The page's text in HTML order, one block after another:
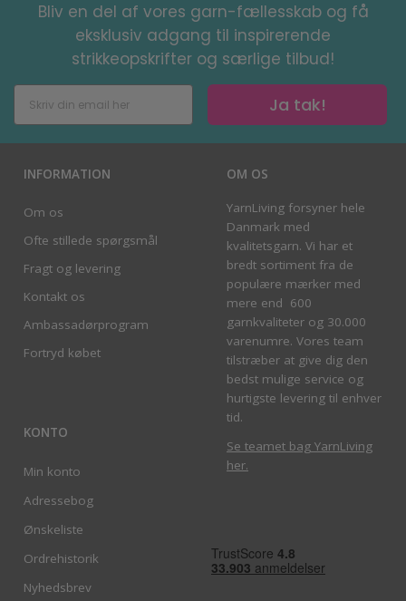
Bliv en del af vores garn-fællesskab og få
eksklusiv adgang til inspirerende
strikkeopskrifter og særlige tilbud!
Ja tak!
INFORMATION
Om os
Ofte stillede spørgsmål
Fragt og levering
Kontakt os
Ambassadørprogram
Fortryd købet
KONTO
Min konto
Adressebog
Ønskeliste
Ordrehistorik
Nyhedsbrev
OM OS
YarnLiving forsyner hele
Danmark med
kvalitetsgarn. Vi har et
bredt sortiment fra de
populære mærker med
mere end 600
garnkvaliteter og 30.000
varenumre. Vores team
tilstræber at give dig den
bedst mulige service og
hurtigste levering til enhver
tid.
Se teamet bag YarnLiving
her.